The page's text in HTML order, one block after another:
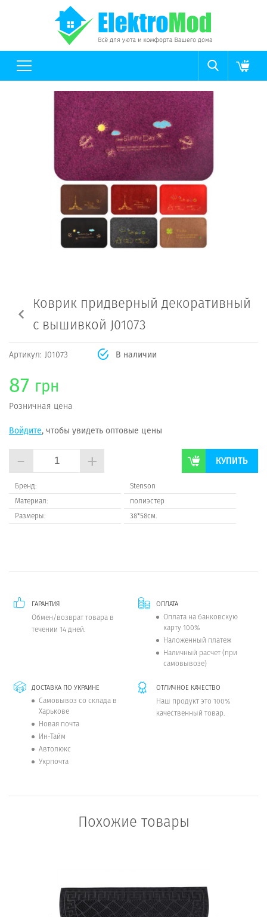
Коврик придверный декоративный
с вышивкой J01073
Артикул: J01073 В наличии
87 грн
Розничная цена
Войдите, чтобы увидеть оптовые цены
- + КУПИТЬ
Бренд:
Stenson
Материал:
полиэстер
Размеры:
38*58см.
ГАРАНТИЯ
Обмен/возврат товара в
течении 14 дней.
ОПЛАТА
Оплата на банковскую
карту 100%
Наложенный платеж
Наличный расчет (при
самовывозе)
ДОСТАВКА ПО УКРАИНЕ
Самовывоз со склада в
Харькове
Новая почта
Ин-Тайм
Автолюкс
Укрпочта
ОТЛИЧНОЕ КАЧЕСТВО
Наш продукт это 100%
качественный товар.
Похожие товары